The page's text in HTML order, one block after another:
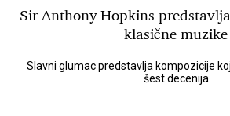
Sir Anthony Hopkins
klasične muzike
Slavni glumac predstavlja kompozicije
šest decenija